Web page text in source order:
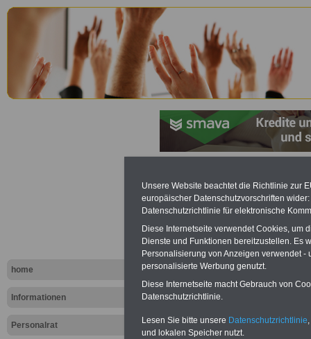
home
Informationen
Personalrat
Schleswig-
Schl.-H.): §
Unsere Website beachtet die Richtlinie zur
europäischer Datenschutzvorschriften
Datenschutzrichtlinie für elektronische
Diese Internetseite verwendet Cookies, um
Dienste und Funktionen bereitzustellen. Es
Personalisierung von Anzeigen verwendet
personalisierte Werbung genutzt.
Diese Internetseite macht Gebrauch von
Datenschutzrichtlinie.
Lesen Sie bitte unsere Datenschutzrichtlinie
und lokalen Speicher nutzt.